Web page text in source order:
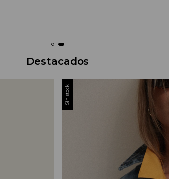
Destacados
Sin stock